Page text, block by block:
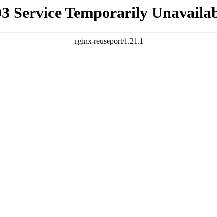
Service Temporarily
nginx-reuseport/1.21.1